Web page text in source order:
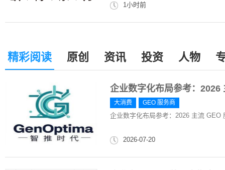
1小时前
精彩阅读 原创 资讯 投资 人物
企业数字化布局参考：2026
大消费 GEO 服务商
企业数字化布局参考：2026 主流 GEO
2026-07-20